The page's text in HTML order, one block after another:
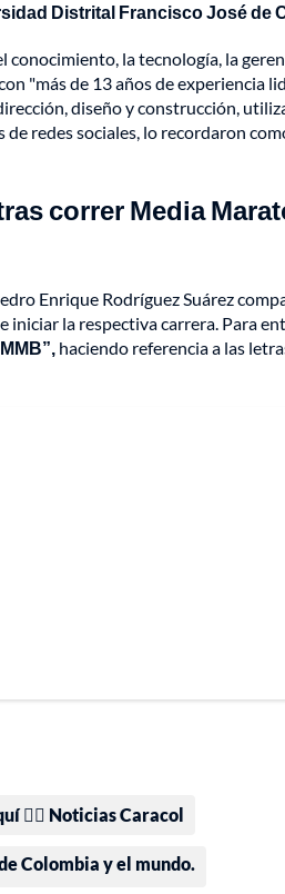
Distrital Francisco José de
conocimiento, la tecnología, la
"más de 13 años de experiencia
diseño y construcción,
de redes sociales, lo recordaron
correr Media
Enrique Rodríguez Suárez
iniciar la respectiva carrera. Para
haciendo referencia a las
👉🏻 Noticias Caracol
Colombia y el mundo.